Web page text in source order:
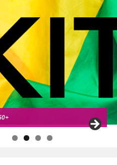
t collLoper
Roze 50+ ambassadeurs